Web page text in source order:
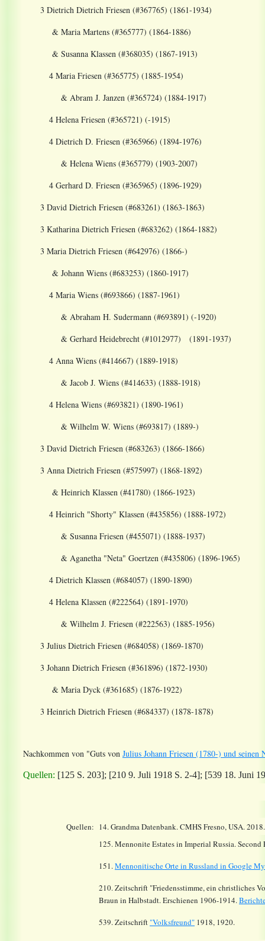
3 Dietrich Dietrich Friesen (#367765) (1861-1934)
& Maria Martens (#365777) (1864-1886)
& Susanna Klassen (#368035) (1867-1913)
4 Maria Friesen (#365775) (1885-1954)
& Abram J. Janzen (#365724) (1884-1917)
4 Helena Friesen (#365721) (-1915)
4 Dietrich D. Friesen (#365966) (1894-1976)
& Helena Wiens (#365779) (1903-2007)
4 Gerhard D. Friesen (#365965) (1896-1929)
3 David Dietrich Friesen (#683261) (1863-1863)
3 Katharina Dietrich Friesen (#683262) (1864-1882)
3 Maria Dietrich Friesen (#642976) (1866-)
& Johann Wiens (#683253) (1860-1917)
4 Maria Wiens (#693866) (1887-1961)
& Abraham H. Sudermann (#693891) (-1920)
& Gerhard Heidebrecht (#1012977) (1891-1937)
4 Anna Wiens (#414667) (1889-1918)
& Jacob J. Wiens (#414633) (1888-1918)
4 Helena Wiens (#693821) (1890-1961)
& Wilhelm W. Wiens (#693817) (1889-)
3 David Dietrich Friesen (#683263) (1866-1866)
3 Anna Dietrich Friesen (#575997) (1868-1892)
& Heinrich Klassen (#41780) (1866-1923)
4 Heinrich "Shorty" Klassen (#435856) (1888-1972)
& Susanna Friesen (#455071) (1888-1937)
& Aganetha "Neta" Goertzen (#435806) (1896-1965)
4 Dietrich Klassen (#684057) (1890-1890)
4 Helena Klassen (#222564) (1891-1970)
& Wilhelm J. Friesen (#222563) (1885-1956)
3 Julius Dietrich Friesen (#684058) (1869-1870)
3 Johann Dietrich Friesen (#361896) (1872-1930)
& Maria Dyck (#361685) (1876-1922)
3 Heinrich Dietrich Friesen (#684337) (1878-1878)
Nachkommen von "Guts von Julius Johann Friesen (1780-) und seinen
Quellen: [125 S. 203]; [210 9. Juli 1918 S. 2-4]; [539 18. Juni
Quellen: 14.Grandma Datenbank. CMHS Fresno, USA.
125. Mennonite Estates in Imperial Russia.
151.Mennonitische Orte in Russland in Google
210. Zeitschrift "Friedensstimme, ein christliches
Braun in Halbstadt. Erschienen 1906-1914.
539. Zeitschrift "Volksfreund" 1918, 1920.